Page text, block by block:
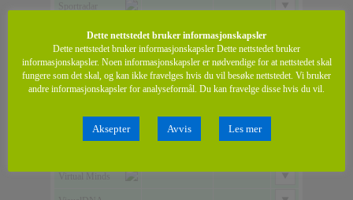
Dette nettstedet bruker informasjonskapsler
Dette nettstedet bruker informasjonskapsler Dette nettstedet bruker
informasjonskapsler. Noen informasjonskapsler er nødvendige for at nettstedet skal
fungere som det skal, og kan ikke fravelges hvis du vil besøke nettstedet. Vi bruker
andre informasjonskapsler for analyseformål. Du kan fravelge disse hvis du vil.
Aksepter Avvis Les mer